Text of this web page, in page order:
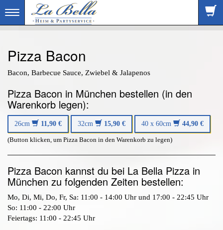
Toggle
navigation
Pizza Bacon
Bacon, Barbecue Sauce, Zwiebel & Jalapenos
Pizza Bacon in München bestellen (in den
Warenkorb legen):
26cm 11,90 € 32cm 15,90 € 40 x 60cm 44,90 €
(Button klicken, um Pizza Bacon in den Warenkorb zu legen)
Pizza Bacon kannst du bei La Bella Pizza in
München zu folgenden Zeiten bestellen:
Mo, Di, Mi, Do, Fr, Sa: 11:00 - 14:00 Uhr und 17:00 - 22:45 Uhr
So: 11:00 - 22:00 Uhr
Feiertags: 11:00 - 22:45 Uhr